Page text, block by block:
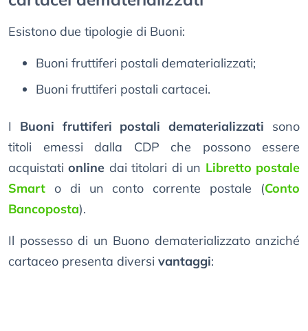
Esistono due tipologie di Buoni:
Buoni fruttiferi postali dematerializzati;
Buoni fruttiferi postali cartacei.
I Buoni fruttiferi postali dematerializzati sono
titoli emessi dalla CDP che possono essere
acquistationline dai titolari di un Libretto postale
Smart o di un conto corrente postale (Conto
Bancoposta).
Il possesso di un Buono dematerializzato anziché
cartaceo presenta diversi vantaggi: